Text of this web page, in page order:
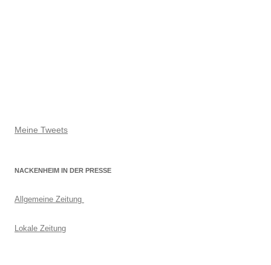
Meine Tweets
NACKENHEIM IN DER PRESSE
Allgemeine Zeitung
Lokale Zeitung